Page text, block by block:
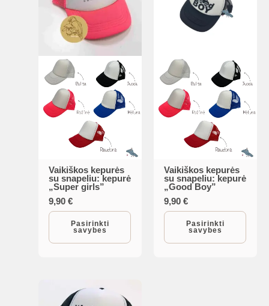
Vaikiškos kepurės
su snapeliu: kepurė
„Super girls”
9,90€
Pasirinkti
savybes
This
product
has
multiple
variants.
Vaikiškos kepurės
su snapeliu: kepurė
„Good Boy”
9,90€
Pasirinkti
savybes
This
product
has
multiple
variants.